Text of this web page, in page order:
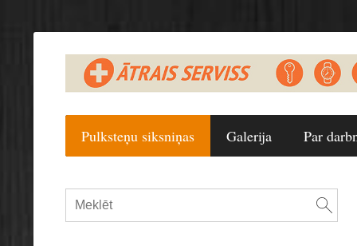
Pulksteņu siksniņas Galerija Par